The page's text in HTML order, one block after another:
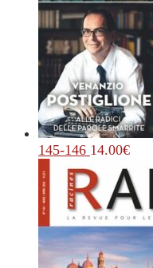
145-146 14.00€